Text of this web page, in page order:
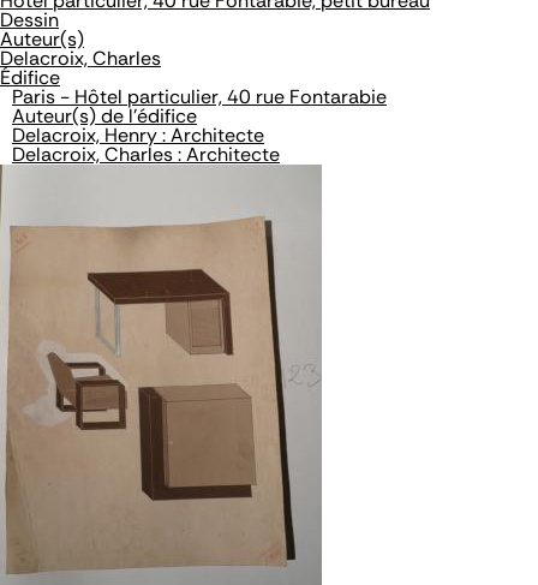
Dessin
Auteur(s)
Delacroix, Charles
Édifice
Paris - Hôtel particulier, 40 rue Fontarabie
Auteur(s) de l'édifice
Delacroix, Henry : Architecte
Delacroix, Charles : Architecte